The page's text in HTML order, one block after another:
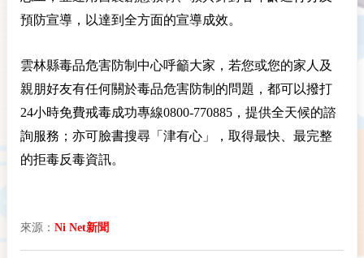
預防宣導，以達到全方面的宣導成效。
雲林縣毒品危害防制中心呼籲大家，若您或您的家人及
親朋好友有任何關於毒品危害防制的問題，都可以撥打
24小時免費戒毒成功專線0800-770885，提供全天候的諮
詢服務；亦可臉書搜尋「津有心」，取得最快、最完整
的拒毒反毒資訊。
來源： Ni Net新聞